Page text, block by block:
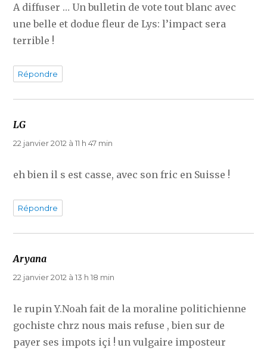
A diffuser … Un bulletin de vote tout blanc avec
une belle et dodue fleur de Lys: l’impact sera
terrible !
Répondre
LG
22 janvier 2012 à 11 h 47 min
eh bien il s est casse, avec son fric en Suisse !
Répondre
Aryana
22 janvier 2012 à 13 h 18 min
le rupin Y.Noah fait de la moraline politichienne
gochiste chrz nous mais refuse , bien sur de
payer ses impots içi ! un vulgaire imposteur